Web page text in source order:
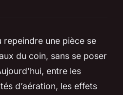
repeindre une pièce se
du coin, sans se poser
entre les
d’aération, les effets